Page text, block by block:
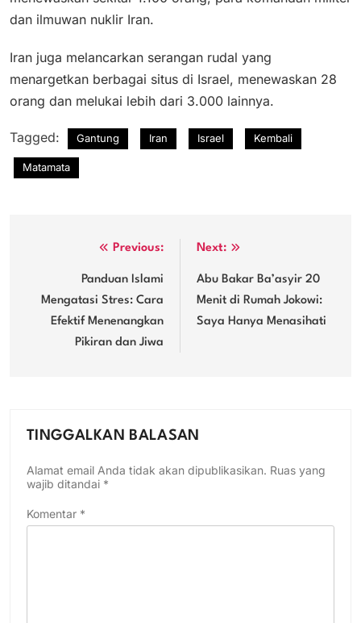
dan ilmuwan nuklir Iran.
Iran juga melancarkan serangan rudal yang
menargetkan berbagai situs di Israel, menewaskan 28
orang dan melukai lebih dari 3.000 lainnya.
Tagged: Gantung Iran Israel Kembali
Matamata
Previous:
Panduan Islami
Mengatasi Stres: Cara
Efektif Menenangkan
Pikiran dan Jiwa
Next:
Abu Bakar Ba’asyir 20
Menit di Rumah Jokowi:
Saya Hanya Menasihati
TINGGALKAN BALASAN
Alamat email Anda tidak akan dipublikasikan. Ruas yang
wajib ditandai *
Komentar *